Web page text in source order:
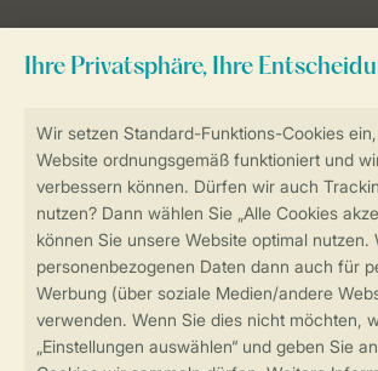
Sicher und schnell zur Online-
Sichere Datenübertragung
Sicheres Bezahlen
Zum Newsletter anmelden